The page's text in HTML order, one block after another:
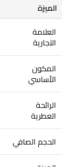
الميزة
العلامة
التجارية
المكون
الأساسي
الرائحة
العطرية
الحجم الصافي